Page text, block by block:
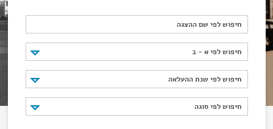
חיפוש לפי שם ההצגה
חיפוש לפי א - ב
חיפוש לפי א - ב
חיפוש לפי שנת ההעלאה
חיפוש לפי שנת ההעלאה
חיפוש לפי סוגה
חיפוש לפי סוגה